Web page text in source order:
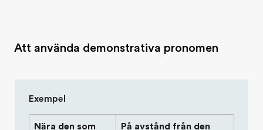
Att använda demonstrativa pronomen
Exempel
Nära den som
På avstånd från den